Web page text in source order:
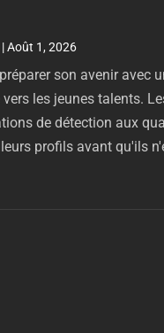
|Août 1, 2026
son avenir avec
les jeunes talents.
de détection aux
profils avant qu'ils